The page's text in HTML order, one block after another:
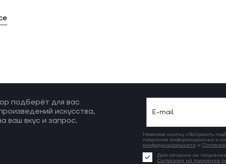
подберёт для вас
искусства,
ваш вкус и запрос.
Нажимая кнопку «Запросить
получения информационных и
конфиденциальности и
Даю согласие на
Согласием на получение